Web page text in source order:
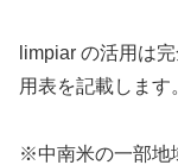
limpiar の活用は
用表を記載します
※中南米の一部地